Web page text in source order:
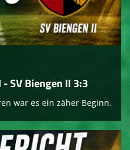
SV Biengen II 3:3
war es ein zäher Beginn.